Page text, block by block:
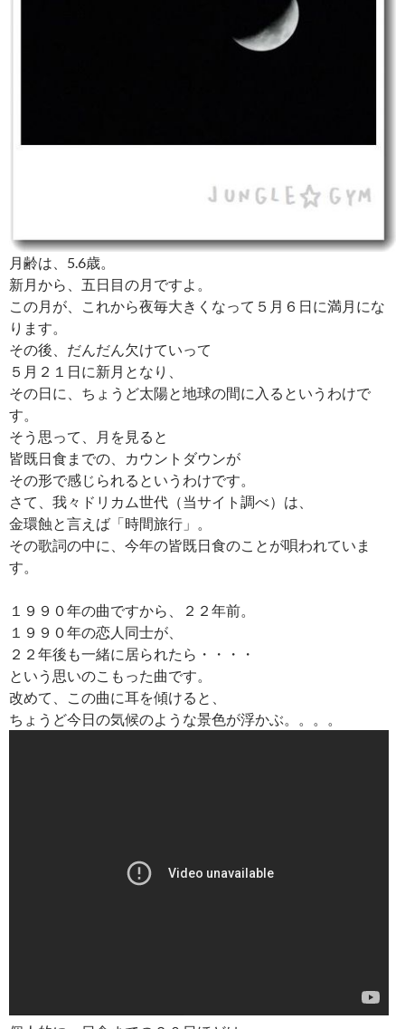
月齢は、5.6歳。
新月から、五日目の月ですよ。
この月が、これから夜毎大きくなって５月６日に満月にな
ります。
その後、だんだん欠けていって
５月２１日に新月となり、
その日に、ちょうど太陽と地球の間に入るというわけで
す。
そう思って、月を見ると
皆既日食までの、カウントダウンが
その形で感じられるというわけです。
さて、我々ドリカム世代（当サイト調べ）は、
金環蝕と言えば「時間旅行」。
その歌詞の中に、今年の皆既日食のことが唄われていま
す。
１９９０年の曲ですから、２２年前。
１９９０年の恋人同士が、
２２年後も一緒に居られたら・・・・
という思いのこもった曲です。
改めて、この曲に耳を傾けると、
ちょうど今日の気候のような景色が浮かぶ。。。。